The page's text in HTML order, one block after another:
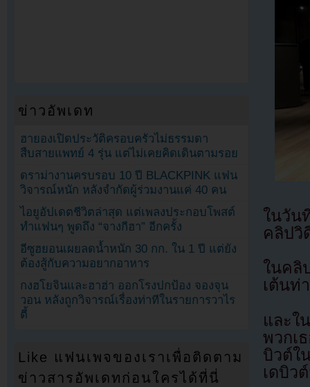
ในวัน
คลิปวิ
ในคลิ
เต้นท่
และใ
พวกเ
บิวต์ใ
เดบิว
ข่าวอัพเดท
ฮายองเปิดประวัติครอบครัวไม่ธรรมดา
สืบสายแพทย์ 4 รุ่น แต่ไม่เคยคิดเดินตามรอย
ดราม่างานครบรอบ 10 ปี BLACKPINK แฟน
วิจารณ์หนัก หลังจำกัดผู้ร่วมงานแค่ 40 คน
ไอยูอัปเดตชีวิตล่าสุด แต่เพลงประกอบโพสต์
ทำแฟนๆ พูดถึง “จางกีฮา” อีกครั้ง
อีซูฮยอนเผยลดน้ำหนัก 30 กก. ใน 1 ปี แต่ยัง
ต้องสู้กับความอยากอาหาร
กงฮโยจินและฮาฮ่า ออกโรงปกป้อง จองจุน
วอน หลังถูกวิจารณ์เรื่องท่าทีในรายการวาไร
ตี้
Like แฟนเพจของเราเพื่อติดตาม
ข่าวสารอัพเดทก่อนใครได้ที่นี่